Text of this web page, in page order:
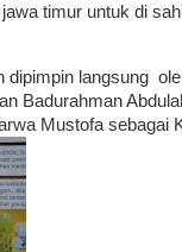
timur untuk di
dipimpin langsung
Badurahman
Mustofa sebagai